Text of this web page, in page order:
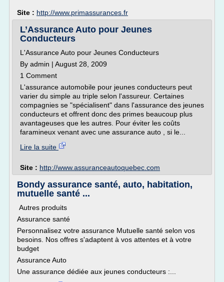
Site : http://www.primassurances.fr
L’Assurance Auto pour Jeunes
Conducteurs
L'Assurance Auto pour Jeunes Conducteurs
By admin | August 28, 2009
1 Comment
L'assurance automobile pour jeunes conducteurs peut
varier du simple au triple selon l'assureur. Certaines
compagnies se "spécialisent" dans l'assurance des jeunes
conducteurs et offrent donc des primes beaucoup plus
avantageuses que les autres. Pour éviter les coûts
faramineux venant avec une assurance auto , si le...
Lire la suite
Site : http://www.assuranceautoquebec.com
Bondy assurance santé, auto, habitation,
mutuelle santé ...
Autres produits
Assurance santé
Personnalisez votre assurance Mutuelle santé selon vos
besoins. Nos offres s'adaptent à vos attentes et à votre
budget
Assurance Auto
Une assurance dédiée aux jeunes conducteurs :...